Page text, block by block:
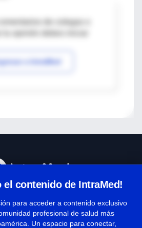
de colegas o
a IntraMed
el contenido de IntraMed!
para acceder a contenido exclusivo
profesional de salud más
Un espacio para conectar,